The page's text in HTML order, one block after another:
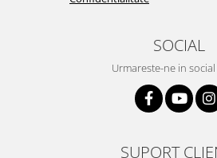
SOCIAL
Urmareste-ne in
SUPORT